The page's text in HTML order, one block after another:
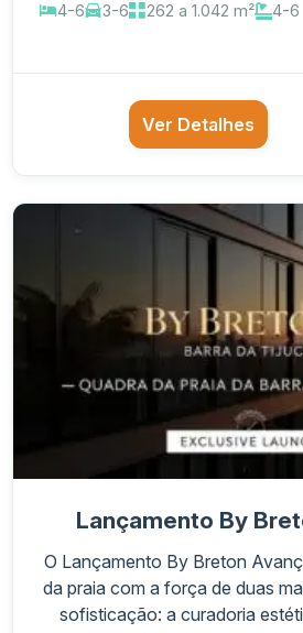
4-6
3-6 262 a 1.042 m² 4-6
Ver Detalhes
Lançamento By
O Lançamento By Breton
da praia com a força de duas
sofisticação: a curadoria